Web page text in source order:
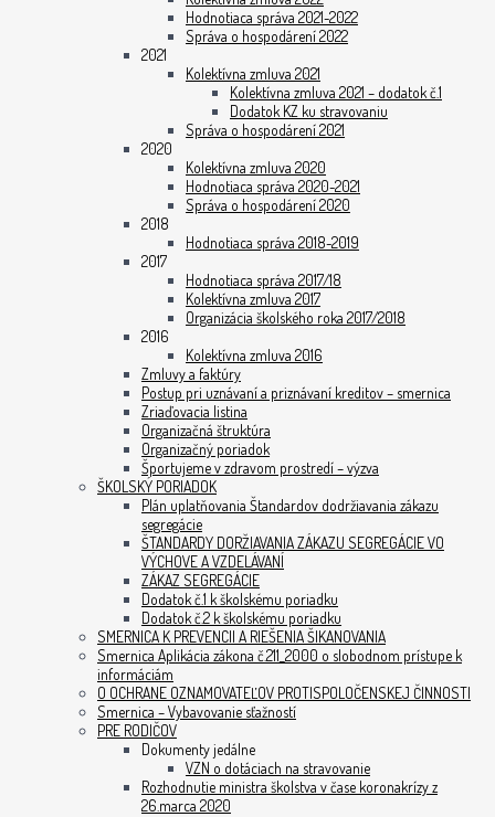
Hodnotiaca správa 2021-2022
Správa o hospodárení 2022
2021
Kolektívna zmluva 2021
Kolektívna zmluva 2021 – dodatok č.1
Dodatok KZ ku stravovaniu
Správa o hospodárení 2021
2020
Kolektívna zmluva 2020
Hodnotiaca správa 2020-2021
Správa o hospodárení 2020
2018
Hodnotiaca správa 2018-2019
2017
Hodnotiaca správa 2017/18
Kolektívna zmluva 2017
Organizácia školského roka 2017/2018
2016
Kolektívna zmluva 2016
Zmluvy a faktúry
Postup pri uznávaní a priznávaní kreditov – smernica
Zriaďovacia listina
Organizačná štruktúra
Organizačný poriadok
Športujeme v zdravom prostredí – výzva
ŠKOLSKÝ PORIADOK
Plán uplatňovania Štandardov dodržiavania zákazu
segregácie
ŠTANDARDY DORŽIAVANIA ZÁKAZU SEGREGÁCIE VO
VÝCHOVE A VZDELÁVANÍ
ZÁKAZ SEGREGÁCIE
Dodatok č.1 k školskému poriadku
Dodatok č.2 k školskému poriadku
SMERNICA K PREVENCII A RIEŠENIA ŠIKANOVANIA
Smernica Aplikácia zákona č.211_2000 o slobodnom prístupe k
informáciám
O OCHRANE OZNAMOVATEĽOV PROTISPOLOČENSKEJ ČINNOSTI
Smernica – Vybavovanie sťažností
PRE RODIČOV
Dokumenty jedálne
VZN o dotáciach na stravovanie
Rozhodnutie ministra školstva v čase koronakrízy z
26.marca 2020